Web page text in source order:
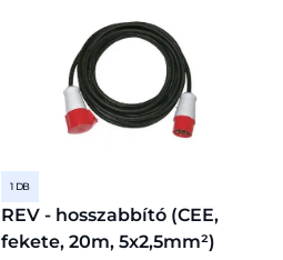
1 DB
REV - hosszabbító (CEE,
fekete, 20m, 5x2,5mm²)